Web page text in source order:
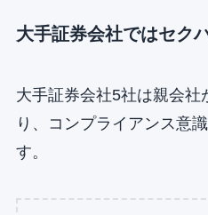
大手証券会社ではセク
大手証券会社5社は親会社
り、コンプライアンス意
す。